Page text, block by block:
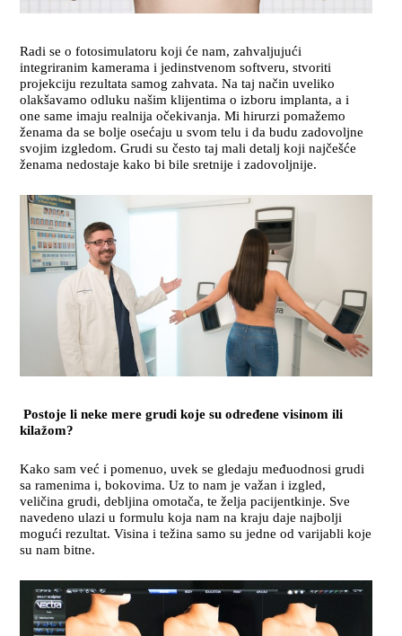
Radi se o fotosimulatoru koji će nam, zahvaljujući
integriranim kamerama i jedinstvenom softveru, stvoriti
projekciju rezultata samog zahvata. Na taj način uveliko
olakšavamo odluku našim klijentima o izboru implanta, a i
one same imaju realnija očekivanja. Mi hirurzi pomažemo
ženama da se bolje osećaju u svom telu i da budu zadovoljne
svojim izgledom. Grudi su često taj mali detalj koji najčešće
ženama nedostaje kako bi bile sretnije i zadovoljnije.
Postoje li neke mere grudi koje su određene visinom ili
kilažom?
Kako sam već i pomenuo, uvek se gledaju međuodnosi grudi
sa ramenima i, bokovima. Uz to nam je važan i izgled,
veličina grudi, debljina omotača, te želja pacijentkinje. Sve
navedeno ulazi u formulu koja nam na kraju daje najbolji
mogući rezultat. Visina i težina samo su jedne od varijabli koje
su nam bitne.